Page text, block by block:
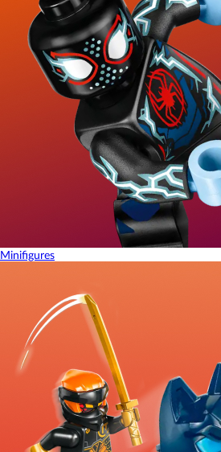
Minifigures